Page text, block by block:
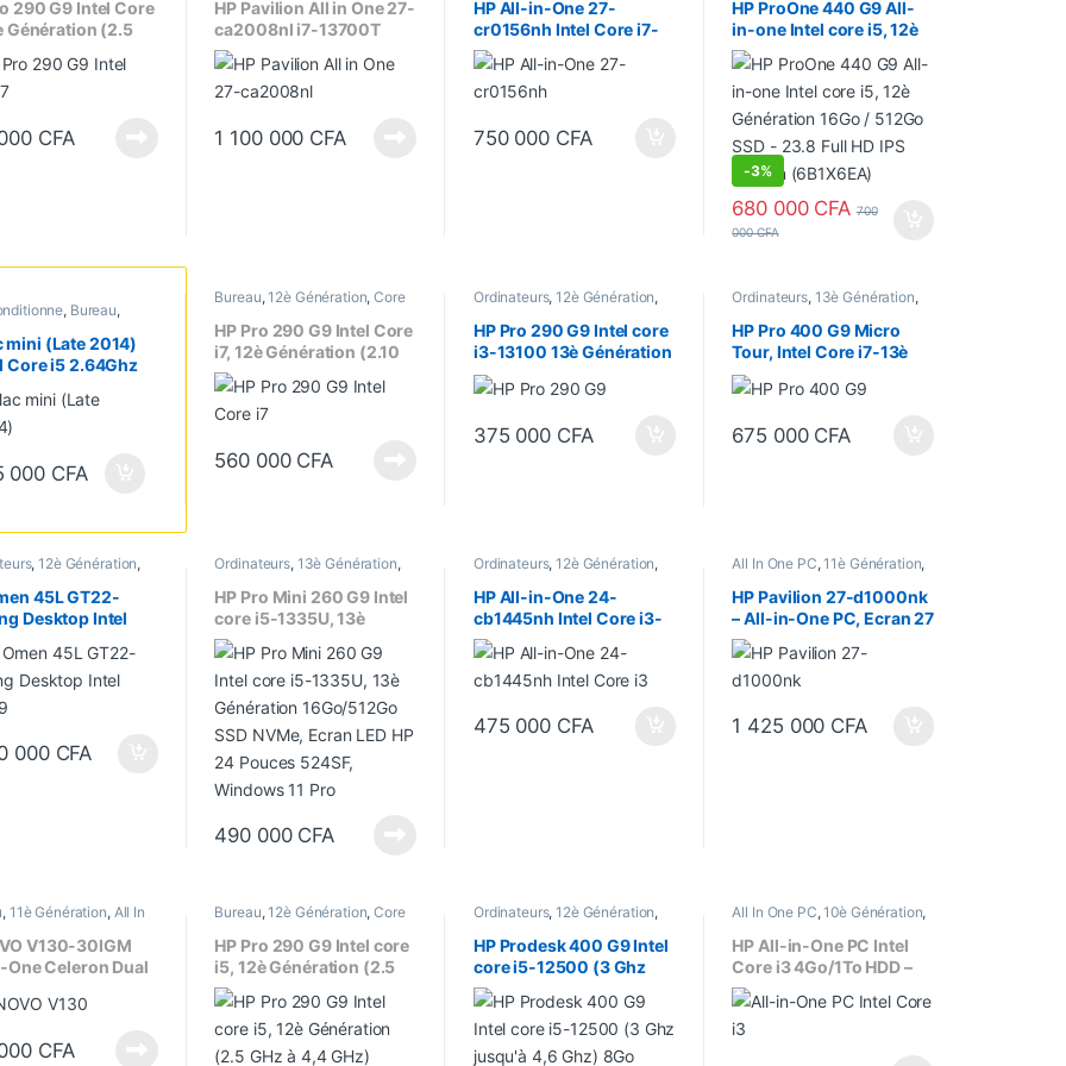
Intel
290 G9 Intel Core
Génération (2.5
5.2 Ghz) 8Go/512
Ecran 22 Pouces
CFA
Ecran 27",Memoire Graphique
dédié ,Processeur Intel
HP Pavilion All in One 27-
ca2008nl i7-13700T
16Go DDR4 / 512Go SSD,
Ecran 27 Pouces FHD IPS
– 4Go NVIDIA GeForce
1 100 000 CFA
Ecran 27",Processeur Intel
HP All-in-One 27-
cr0156nh Intel Core i7-
1355U 16Go DDR4,
512Go SSD NVMe M.2,
Ecran 27 Pouces FHD
750 000 CFA
HP ProOne 440 G9 All-
in-one Intel core i5, 12è
Génération 16Go / 512Go
SSD – 23.8 Full HD IPS
Screen (6B1X6EA)
-3%
680 000 CFA 700
000CFA
, Bureau,
mini (Late 2014)
Core i5 2.64Ghz
/ 256GB SSD –
Monterey –
24 Pouces FHD
fil
000 CFA
Bureau,12è Génération,Core
Processeur Intel
HP Pro 290 G9 Intel Core
i7, 12è Génération (2.10
GHz à 4.9 Ghz) 8Go/512
Go SSD, Ecran 22 Pouces
FHD
560 000 CFA
Ordinateurs,12è Génération,
Format Tour,Processeur Intel
HP Pro 290 G9 Intel core
i3-13100 13è Génération
(Jusqu’à 4,5 GHz)
8Go/512 Go SSD, Écran
375 000 CFA
Ordinateurs, 13è Génération,
Format Tour,Processeur Intel
HP Pro 400 G9 Micro
Tour, Intel Core i7-13è
Génération 8Go /512Go
SSD, Écran HP Series 3
675 000 CFA
,12è Génération,
,Memoire Graphique
Processeur Intel
45L GT22-
Desktop Intel
12900K,
SSD+2To
GForce RTX
DDR6x
000 CFA
Ordinateurs, 13è Génération,
Processeur Intel
HP Pro Mini 260 G9 Intel
core i5-1335U, 13è
Génération 16Go/512Go
SSD NVMe, Ecran LED HP
24 Pouces 524SF,
Windows 11 Pro
490 000 CFA
Ordinateurs,12è Génération,
Ecran 24", Ecran 24″,
Processeur Intel
HP All-in-One 24-
cb1445nh Intel Core i3-
1215U 8Go /512 Go SSD
Ecran 24 Pouces (23.8
Inch) – (929F2EA)
475 000 CFA
All In One PC,11è Génération,
Ecran tactile,Memoire
Graphique dédié, Ordinateurs,
Processeur Intel
HP Pavilion 27-d1000nk
– All-in-One PC, Ecran 27
Pouces Intel core i7, 11è
Gen, 16Go/1To HDD +
128Go SSD
1 425 000 CFA
, 11è Génération, All In
, Ordinateurs,
Intel
V130-30IGM
Celeron Dual
1To Ecran 19,5
CFA
Bureau,12è Génération,Core
HP Pro 290 G9 Intel core
i5, 12è Génération (2.5
GHz à 4,4 GHz) 8Go/1To
HDD, Écran 22 Pouces
Ordinateurs,12è Génération,
Format Tour,Processeur Intel
HP Prodesk 400 G9 Intel
core i5-12500 (3 Ghz
jusqu’à 4,6 Ghz) 8Go
DDR4 / 512Go SSD, Ecran
22 Pouces
All In One PC,10è Génération,
HP All-in-One PC Intel
Core i3 4Go/1To HDD –
b0006nk
à 2 560 000 CFA